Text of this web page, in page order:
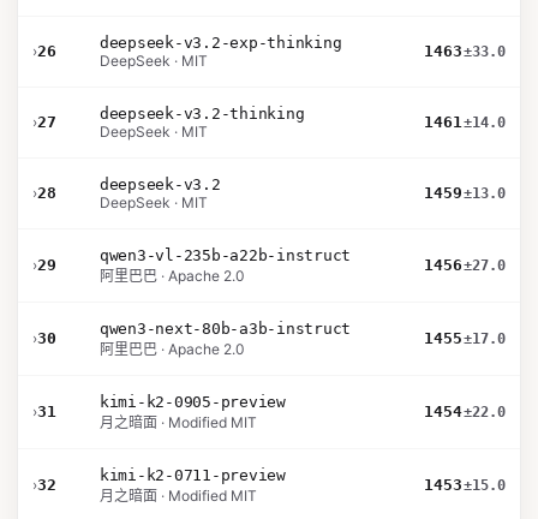
›26
deepseek-v3.2-exp-thinking
DeepSeek · MIT
1463±33.0
›27
deepseek-v3.2-thinking
DeepSeek · MIT
1461±14.0
›28
deepseek-v3.2
DeepSeek · MIT
1459±13.0
›29
qwen3-vl-235b-a22b-instruct
阿里巴巴 · Apache 2.0
1456±27.0
›30
qwen3-next-80b-a3b-instruct
阿里巴巴 · Apache 2.0
1455±17.0
›31
kimi-k2-0905-preview
月之暗面 · Modified MIT
1454±22.0
›32
kimi-k2-0711-preview
月之暗面 · Modified MIT
1453±15.0